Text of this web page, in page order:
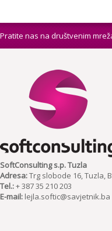
Pratite nas na društvenim
SoftConsulting s.p. Tuzla
Adresa:Trg slobode 16, Tuzla,
Tel.:+ 387 35 210 203
E-mail: lejla.softic@savjetnik.ba